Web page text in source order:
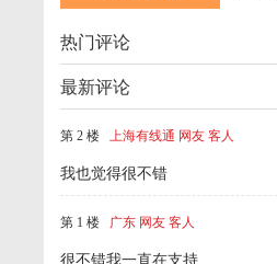
热门评论
最新评论
第 2 楼 上海有线通 网友 客人
我也觉得很不错
第 1 楼 广东 网友 客人
很不错我一直在支持